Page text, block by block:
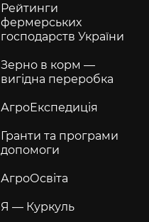
Рейтинги
фермерських
господарств України
Зерно в корм —
вигідна переробка
АгроЕкспедиція
Гранти та програми
допомоги
АгроОсвіта
Я — Куркуль